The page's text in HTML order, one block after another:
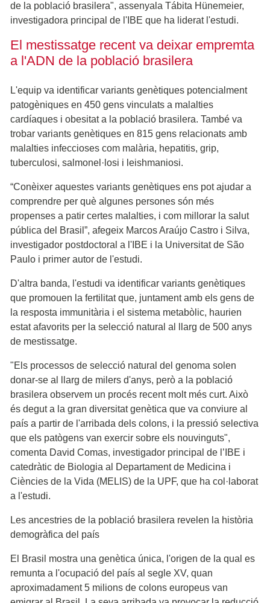
de la població brasilera", assenyala Tábita Hünemeier,
investigadora principal de l'IBE que ha liderat l'estudi.
El mestissatge recent va deixar empremta
a l'ADN de la població brasilera
L'equip va identificar variants genètiques potencialment
patogèniques en 450 gens vinculats a malalties
cardíaques i obesitat a la població brasilera. També va
trobar variants genètiques en 815 gens relacionats amb
malalties infeccioses com malària, hepatitis, grip,
tuberculosi, salmonel·losi i leishmaniosi.
“Conèixer aquestes variants genètiques ens pot ajudar a
comprendre per què algunes persones són més
propenses a patir certes malalties, i com millorar la salut
pública del Brasil”, afegeix Marcos Araújo Castro i Silva,
investigador postdoctoral a l'IBE i la Universitat de São
Paulo i primer autor de l'estudi.
D'altra banda, l'estudi va identificar variants genètiques
que promouen la fertilitat que, juntament amb els gens de
la resposta immunitària i el sistema metabòlic, haurien
estat afavorits per la selecció natural al llarg de 500 anys
de mestissatge.
"Els processos de selecció natural del genoma solen
donar-se al llarg de milers d'anys, però a la població
brasilera observem un procés recent molt més curt. Això
és degut a la gran diversitat genètica que va conviure al
país a partir de l'arribada dels colons, i la pressió selectiva
que els patògens van exercir sobre els nouvinguts",
comenta David Comas, investigador principal de l’IBE i
catedràtic de Biologia al Departament de Medicina i
Ciències de la Vida (MELIS) ​​de la UPF, que ha col·laborat
a l'estudi.
Les ancestries de la població brasilera revelen la història
demogràfica del país
El Brasil mostra una genètica única, l'origen de la qual es
remunta a l'ocupació del país al segle XV, quan
aproximadament 5 milions de colons europeus van